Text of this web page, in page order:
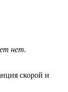
нет.
скорой и